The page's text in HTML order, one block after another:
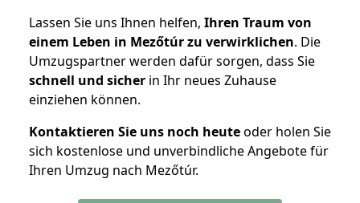
Lassen Sie uns Ihnen helfen, Ihren Traum von
einem Leben in Mezőtúr zu verwirklichen. Die
Umzugspartner werden dafür sorgen, dass Sie
schnell und sicher in Ihr neues Zuhause
einziehen können.
Kontaktieren Sie uns noch heuteoder holen Sie
sich kostenlose und unverbindliche Angebote für
Ihren Umzug nach Mezőtúr.